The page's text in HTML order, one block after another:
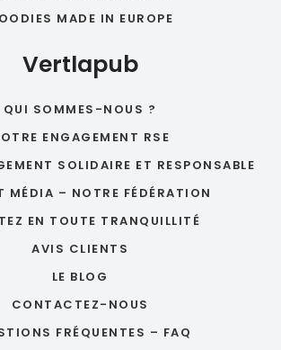
MADE IN EUROPE
Vertlapub
QUI SOMMES-NOUS ?
ENGAGEMENT RSE
SOLIDAIRE ET RESPONSABLE
MÉDIA – NOTRE FÉDÉRATION
EN TOUTE TRANQUILLITÉ
AVIS CLIENTS
LE BLOG
CONTACTEZ-NOUS
FRÉQUENTES – FAQ